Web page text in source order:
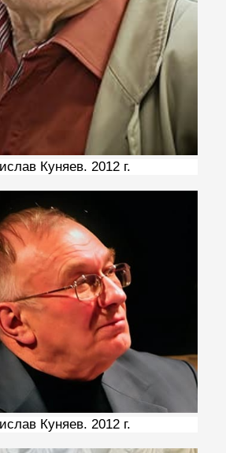
Куняев. 2012 г.
Куняев. 2012 г.